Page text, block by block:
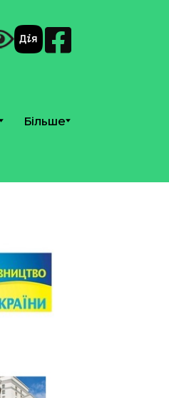
Більше